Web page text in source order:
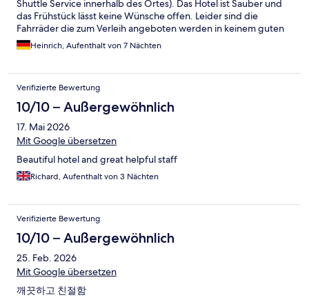
sonst nichts!
Shuttle Service innerhalb des Ortes). Das Hotel ist Sauber und
das Frühstück lässt keine Wünsche offen. Leider sind die
Fahrräder die zum Verleih angeboten werden in keinem guten
Zustand. Musste beim leihen sogar ein weiteres wählen, das
dann leider auch nicht ganz fahrtüchtig war (hinteres Rad
geölt & somit keine vernünftige schaltung möglich). Dazu
kommt das mir leider beim Parken des Rades der Sitz gestohlen
wurde. Dafür kann das Hotel natürlich nichts. Allerdings war das
Verhalten des Supervisors (im Gegensatz zu seinen
Mitarbeitern) nicht besonders Gastfreundlich. Er war leider
nicht eigenständig daran interessiert mit seinem Gast über das
zu vergewissern. Mir wurde immer wieder gesagt das ich den
Sitz zahlen müsste & mehrmals versichert das die Räder
Verleih selbst sah das alle noch vorhandenen Fahrräder, in einem
nicht gutem Zustand waren) Als Gast geht es mir persönlich
nicht um die 20-30€ die soein Sitz kostet. Es wäre angebracht
gewesen sich um den Gast zu kümmern. Stattdessen den Gast,
der über eine Stunde bei 35 grad mit Kreislaufproblemen &
schmerzendem Fuß das Rad zum Hotel Show zu belehren. Zum
Schluss ein „Thank you for your time“ war nicht besonders nett.
Heinrich, Aufenthalt von 7 Nächten
Verifizierte Bewertung
10/10 – Außergewöhnlich
17. Mai 2026
Mit Google übersetzen
Beautiful hotel and great helpful staff
Richard, Aufenthalt von 3 Nächten
Verifizierte Bewertung
10/10 – Außergewöhnlich
25. Feb. 2026
Mit Google übersetzen
깨끗하고 친절함